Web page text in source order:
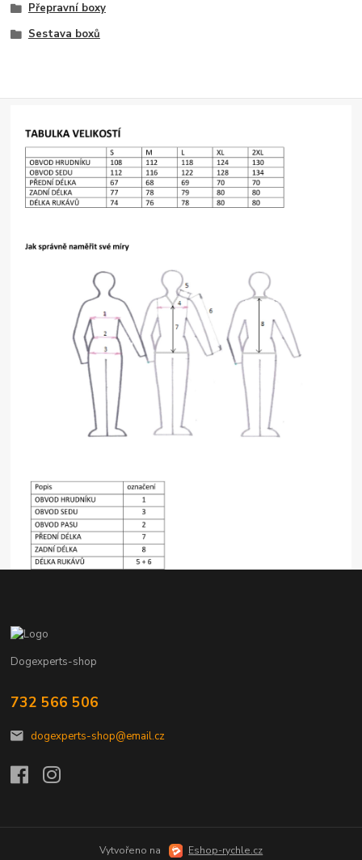
Přepravní boxy
Sestava boxů
Dogexperts-shop
732 566 506
dogexperts-shop@email.cz
Vytvořeno na Eshop-rychle.cz